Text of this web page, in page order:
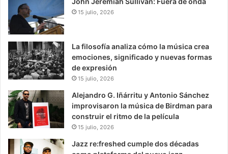
15 julio, 2026
La filosofía analiza cómo la música crea
emociones, significado y nuevas formas
de expresión
15 julio, 2026
Alejandro G. Iñárritu y Antonio Sánchez
improvisaron la música de Birdman para
construir el ritmo de la película
15 julio, 2026
Jazz re:freshed cumple dos décadas